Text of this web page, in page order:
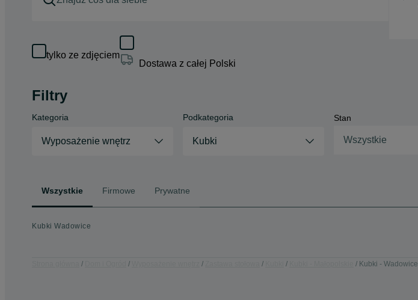
tylko ze zdjęciem
Dostawa z całej Polski
Filtry
Kategoria
Wyposażenie wnętrz
Podkategoria
Kubki
Stan
Wszystkie
Wszystkie Firmowe Prywatne
Kubki Wadowice
Kubki - Wadowice